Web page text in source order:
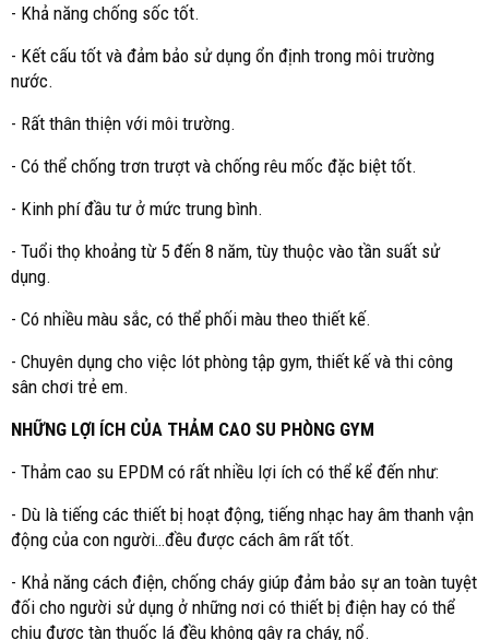
- Khả năng chống sốc tốt.
- Kết cấu tốt và đảm bảo sử dụng ổn định trong môi trường
nước.
- Rất thân thiện với môi trường.
- Có thể chống trơn trượt và chống rêu mốc đặc biệt tốt.
- Kinh phí đầu tư ở mức trung bình.
- Tuổi thọ khoảng từ 5 đến 8 năm, tùy thuộc vào tần suất sử
dụng.
- Có nhiều màu sắc, có thể phối màu theo thiết kế.
- Chuyên dụng cho việc lót phòng tập gym, thiết kế và thi công
sân chơi trẻ em.
NHỮNG LỢI ÍCH CỦA THẢM CAO SU PHÒNG GYM
- Thảm cao su EPDM có rất nhiều lợi ích có thể kể đến như:
- Dù là tiếng các thiết bị hoạt động, tiếng nhạc hay âm thanh vận
động của con người…đều được cách âm rất tốt.
- Khả năng cách điện, chống cháy giúp đảm bảo sự an toàn tuyệt
đối cho người sử dụng ở những nơi có thiết bị điện hay có thể
chịu được tàn thuốc lá đều không gây ra cháy, nổ.